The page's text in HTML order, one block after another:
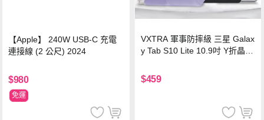
【Apple】 240W USB-C 充電
連接線 (2 公尺) 2024
$980
免運
VXTRA 軍事防摔級 三星 Galax
y Tab S10 Lite 10.9吋 Y折晶透
$459